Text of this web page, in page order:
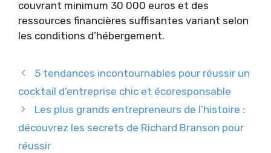
couvrant minimum 30 000 euros et des
ressources financières suffisantes variant selon
les conditions d’hébergement.
5 tendances incontournables pour réussir un
cocktail d’entreprise chic et écoresponsable
Les plus grands entrepreneurs de l’histoire :
découvrez les secrets de Richard Branson pour
réussir